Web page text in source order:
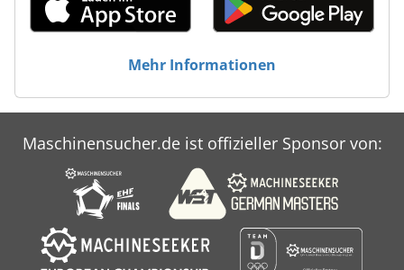
Mehr Informationen
Maschinensucher.de ist offizieller Sponsor von: